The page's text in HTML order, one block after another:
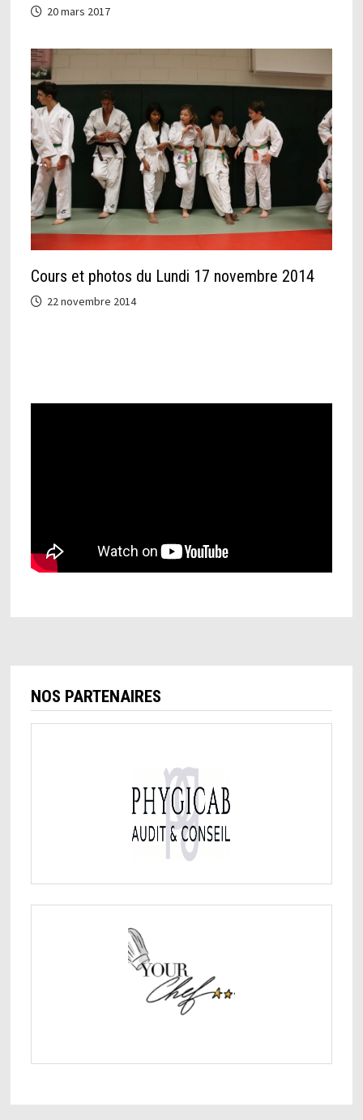
20 mars 2017
Cours et photos du Lundi 17 novembre 2014
22 novembre 2014
NOS PARTENAIRES